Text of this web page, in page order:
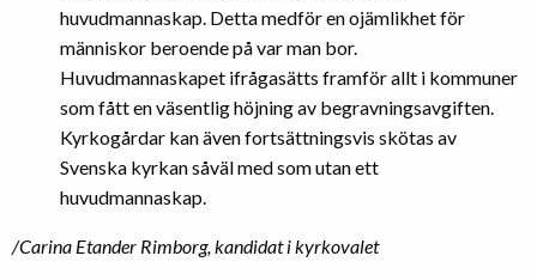
huvudmannaskap. Detta medför en ojämlikhet för
människor beroende på var man bor.
Huvudmannaskapet ifrågasätts framför allt i kommuner
som fått en väsentlig höjning av begravningsavgiften.
Kyrkogårdar kan även fortsättningsvis skötas av
Svenska kyrkan såväl med som utan ett
huvudmannaskap.
/Carina Etander Rimborg, kandidat i kyrkovalet